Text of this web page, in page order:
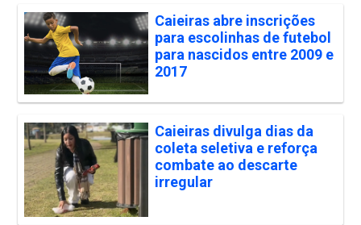
Caieiras abre inscrições
para escolinhas de futebol
para nascidos entre 2009 e
2017
Caieiras divulga dias da
coleta seletiva e reforça
combate ao descarte
irregular